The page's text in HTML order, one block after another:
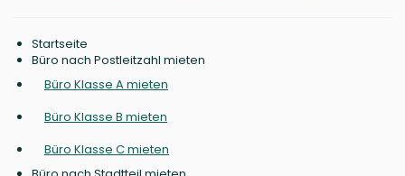
Startseite
Büro nach Postleitzahl mieten
Büro Klasse A mieten
Büro Klasse B mieten
Büro Klasse C mieten